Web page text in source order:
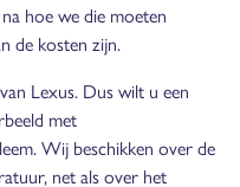
hoe we die moeten
de kosten zijn.
Lexus. Dus wilt u een
met
Wij beschikken over de
net als over het